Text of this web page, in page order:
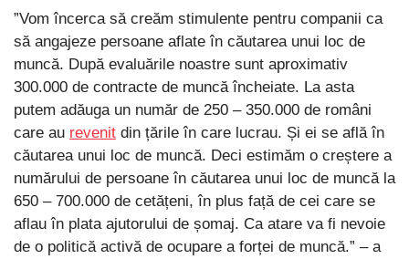
”Vom încerca să creăm stimulente pentru companii ca
să angajeze persoane aflate în căutarea unui loc de
muncă. După evaluările noastre sunt aproximativ
300.000 de contracte de muncă încheiate. La asta
putem adăuga un număr de 250 – 350.000 de români
care au revenit din țările în care lucrau. Și ei se află în
căutarea unui loc de muncă. Deci estimăm o creștere a
numărului de persoane în căutarea unui loc de muncă la
650 – 700.000 de cetățeni, în plus față de cei care se
aflau în plata ajutorului de șomaj. Ca atare va fi nevoie
de o politică activă de ocupare a forței de muncă.” – a